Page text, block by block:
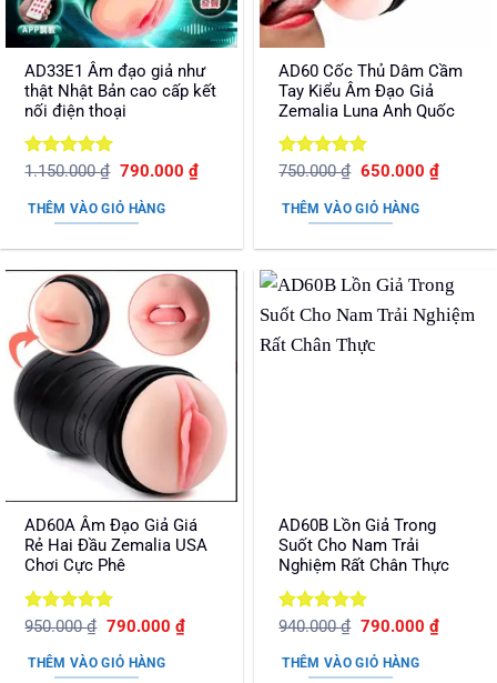
AD33E1 Âm đạo giả như
thật Nhật Bản cao cấp kết
nối điện thoại
Được xếp
sao
1.150.000₫ Giá
là:
1.150.000 ₫.
790.000 ₫Giá
hiện
THÊM VÀO GIỎ HÀNG
AD60 Cốc Thủ Dâm Cầm
Tay Kiểu Âm Đạo Giả
Zemalia Luna Anh Quốc
Được xếp
sao
750.000₫ Giá
là:
750.000 ₫.
650.000 ₫Giá
hiện
THÊM VÀO GIỎ HÀNG
AD60A Âm Đạo Giả Giá
Rẻ Hai Đầu Zemalia USA
Chơi Cực Phê
Được xếp
sao
950.000₫ Giá
là:
950.000 ₫.
790.000 ₫Giá
hiện
THÊM VÀO GIỎ HÀNG
AD60B Lồn Giả Trong
Suốt Cho Nam Trải
Nghiệm Rất Chân Thực
Được xếp
sao
940.000₫ Giá
là:
940.000 ₫.
790.000 ₫Giá
hiện
THÊM VÀO GIỎ HÀNG